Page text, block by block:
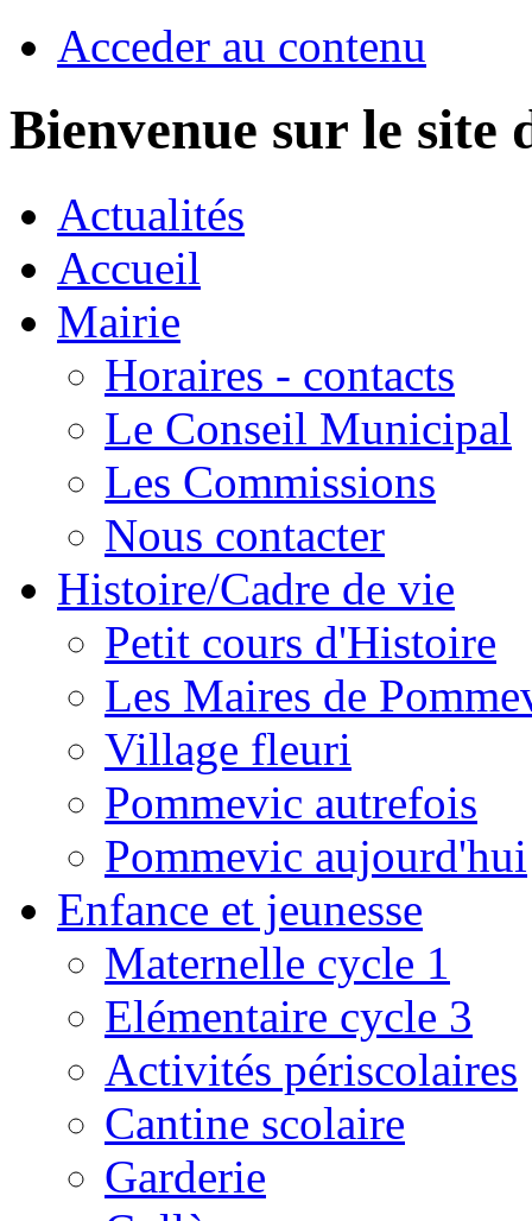
Acceder au contenu
Bienvenue sur le site
Actualités
Accueil
Mairie
Horaires - contacts
Le Conseil Municipal
Les Commissions
Nous contacter
Histoire/Cadre de vie
Petit cours d'Histoire
Les Maires de
Village fleuri
Pommevic autrefois
Pommevic aujourd'hui
Enfance et jeunesse
Maternelle cycle 1
Elémentaire cycle 3
Activités périscolaires
Cantine scolaire
Garderie